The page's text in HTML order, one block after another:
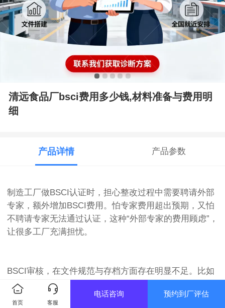
清远食品厂bsci费用多少钱,材料准备与费用明
细
产品详情 产品参数
制造工厂做BSCI认证时，担心整改过程中需要聘请外部
专家，额外增加BSCI费用。怕专家费用超出预期，又怕
不聘请专家无法通过认证，这种“外部专家的费用顾虑”，
让很多工厂充满担忧。
BSCI审核，在文件规范与存档方面存在明显不足。比如
社会责任相关文件未按要求存档，或存档文件杂乱无
章；员工培训记录无签字确认，或培训内容与岗位合规
首页 客服
电话咨询 预约到厂评估